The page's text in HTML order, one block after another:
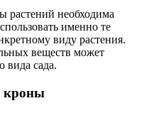
растений необходима
именно те
виду растения.
веществ может
вида сада.
кроны